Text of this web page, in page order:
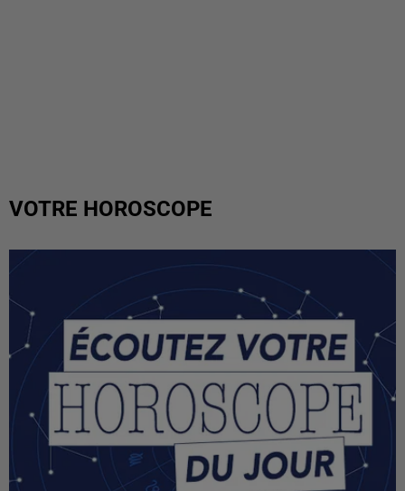
VOTRE HOROSCOPE